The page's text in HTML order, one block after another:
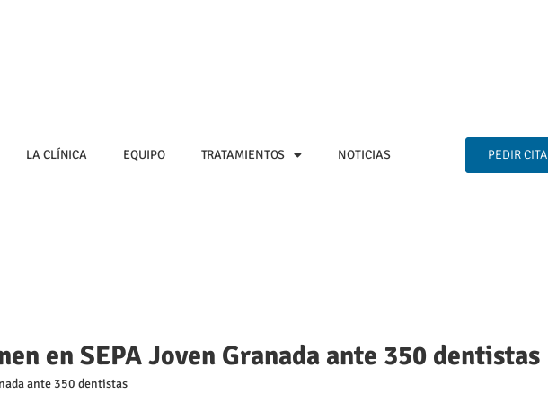
LA CLÍNICA EQUIPO TRATAMIENTOS NOTICIAS PEDIR CITA
en SEPA Joven Granada ante 350 dentistas
ante 350 dentistas